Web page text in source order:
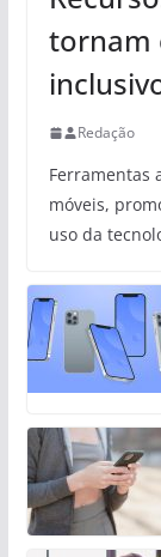
tornam
Redação
Ferramentas
móveis,
uso da